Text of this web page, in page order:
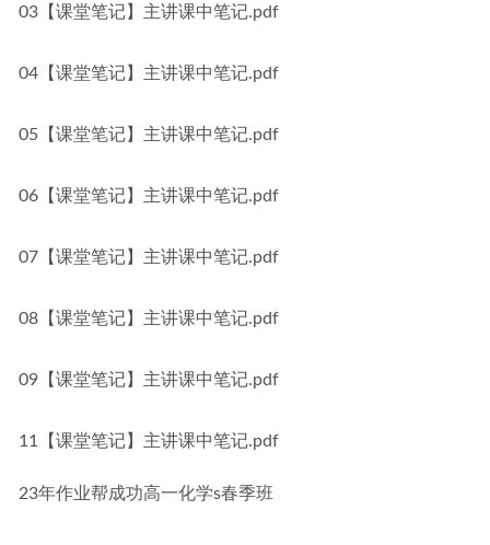
03【课堂笔记】主讲课中笔记.pdf
04【课堂笔记】主讲课中笔记.pdf
05【课堂笔记】主讲课中笔记.pdf
06【课堂笔记】主讲课中笔记.pdf
07【课堂笔记】主讲课中笔记.pdf
08【课堂笔记】主讲课中笔记.pdf
09【课堂笔记】主讲课中笔记.pdf
11【课堂笔记】主讲课中笔记.pdf
23年作业帮成功高一化学s春季班